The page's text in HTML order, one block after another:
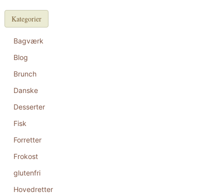
Kategorier
Bagværk
Blog
Brunch
Danske
Desserter
Fisk
Forretter
Frokost
glutenfri
Hovedretter